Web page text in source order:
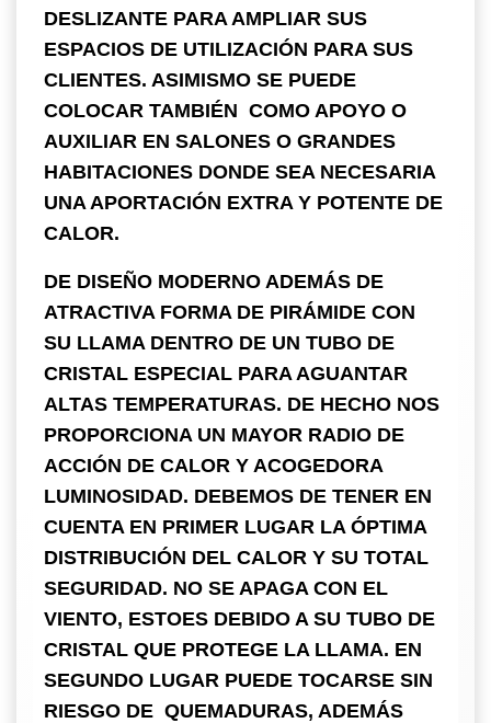
DESLIZANTE PARA AMPLIAR SUS
ESPACIOS DE UTILIZACIÓN PARA SUS
CLIENTES. ASIMISMO SE PUEDE
COLOCAR TAMBIÉN COMO APOYO O
AUXILIAR EN SALONES O GRANDES
HABITACIONES DONDE SEA NECESARIA
UNA APORTACIÓN EXTRA Y POTENTE DE
CALOR.
DE DISEÑO MODERNO ADEMÁS DE
ATRACTIVA FORMA DE PIRÁMIDE CON
SU LLAMA DENTRO DE UN TUBO DE
CRISTAL ESPECIAL PARA AGUANTAR
ALTAS TEMPERATURAS. DE HECHO NOS
PROPORCIONA UN MAYOR RADIO DE
ACCIÓN DE CALOR Y ACOGEDORA
LUMINOSIDAD. DEBEMOS DE TENER EN
CUENTA EN PRIMER LUGAR LA ÓPTIMA
DISTRIBUCIÓN DEL CALOR Y SU TOTAL
SEGURIDAD. NO SE APAGA CON EL
VIENTO, ESTOES DEBIDO A SU TUBO DE
CRISTAL QUE PROTEGE LA LLAMA. EN
SEGUNDO LUGAR PUEDE TOCARSE SIN
RIESGO DE QUEMADURAS, ADEMÁS